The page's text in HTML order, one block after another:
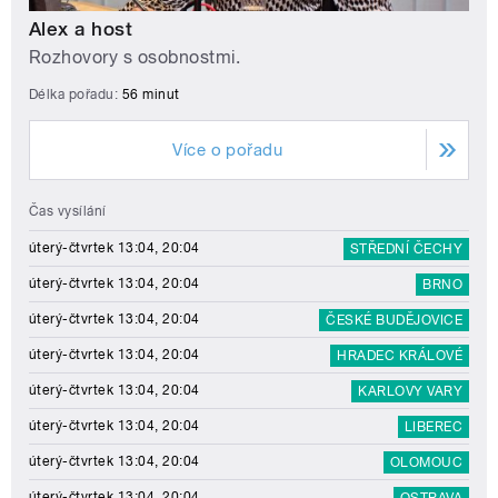
Alex a host
Rozhovory s osobnostmi.
Délka pořadu: 56 minut
Více o pořadu
Čas vysílání
úterý-čtvrtek 13:04, 20:04 STŘEDNÍ ČECHY
úterý-čtvrtek 13:04, 20:04 BRNO
úterý-čtvrtek 13:04, 20:04 ČESKÉ BUDĚJOVICE
úterý-čtvrtek 13:04, 20:04 HRADEC KRÁLOVÉ
úterý-čtvrtek 13:04, 20:04 KARLOVY VARY
úterý-čtvrtek 13:04, 20:04 LIBEREC
úterý-čtvrtek 13:04, 20:04 OLOMOUC